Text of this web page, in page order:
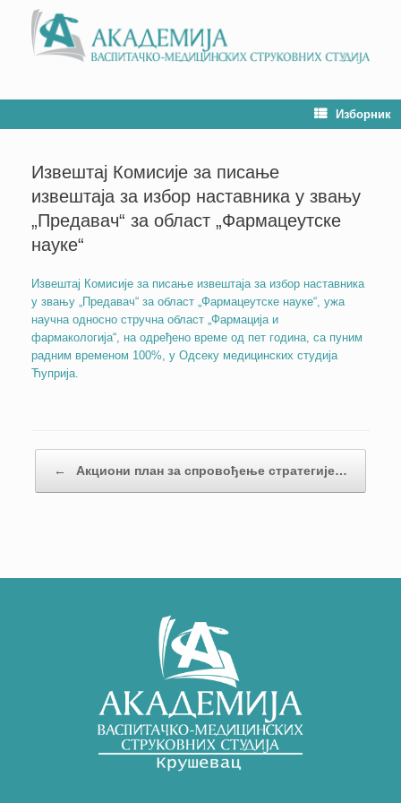
Изборник
Извештај Комисије за писање
извештаја за избор наставника у звању
„Предавач“ за област „Фармацеутске
науке“
Извештај Комисије за писање извештаја за избор наставника
у звању „Предавач“ за област „Фармацеутске науке“, ужа
научна односно стручна област „Фармација и
фармакологија“, на одређено време од пет година, са пуним
радним временом 100%, у Одсеку медицинских студија
Ћуприја.
← Акциони план за спровођење стратегије…